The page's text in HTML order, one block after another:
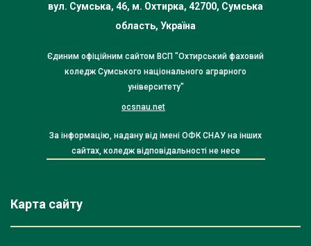
вул. Сумська, 46, м. Охтирка, 42700, Сумська
область, Україна
Єдиним офіційним сайтом ВСП "Охтирський фаховий
коледж Сумського національного аграрного
університету"
ocsnau.net
За інформацію, надану від імені ОФК СНАУ на інших
сайтах, коледж відповідальності не несе
Карта сайту